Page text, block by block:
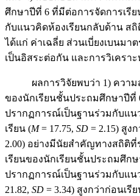
ศึกษาปีที่ 6 ที่มีต่อการจัดการเรี
กับแนวคิดห้องเรียนกลับด้าน ส
ได้แก่ ค่าเฉลี่ย ส่วนเบี่ยงเบนม
เป็นอิสระต่อกัน และการวิเครา
ผลการวิจัยพบว่า 1) ความส
ของนักเรียนชั้นประถมศึกษาปีที่
ปรากฏการณ์เป็นฐานร่วมกับแน
เรียน (M= 17.75, SD = 2.15) สูง
2.00) อย่างมีนัยสำคัญทางสถิติที่
เรียนของนักเรียนชั้นประถมศึก
ปรากฏการณ์เป็นฐานร่วมกับแน
21.82, SD = 3.34) สูงกว่าก่อนเรี